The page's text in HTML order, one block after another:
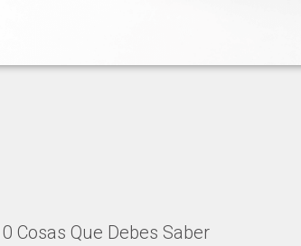
Cosas Que Debes Saber